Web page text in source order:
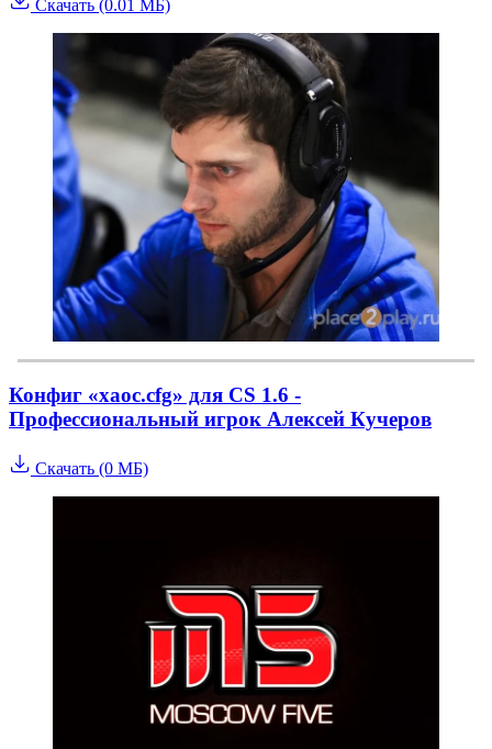
Скачать (0.01 МБ)
Конфиг «xaoc.cfg» для CS 1.6 -
Профессиональный игрок Алексей Кучеров
Скачать (0 МБ)